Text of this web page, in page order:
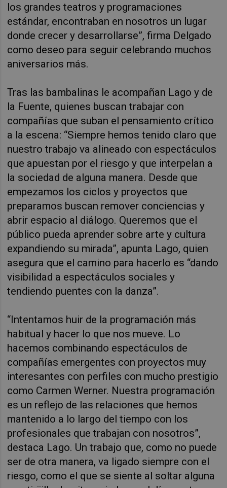
los grandes teatros y programaciones
estándar, encontraban en nosotros un lugar
donde crecer y desarrollarse”, firma Delgado
como deseo para seguir celebrando muchos
aniversarios más.
Tras las bambalinas le acompañan Lago y de
la Fuente, quienes buscan trabajar con
compañías que suban el pensamiento crítico
a la escena: “Siempre hemos tenido claro que
nuestro trabajo va alineado con espectáculos
que apuestan por el riesgo y que interpelan a
la sociedad de alguna manera. Desde que
empezamos los ciclos y proyectos que
preparamos buscan remover conciencias y
abrir espacio al diálogo. Queremos que el
público pueda aprender sobre arte y cultura
expandiendo su mirada”, apunta Lago, quien
asegura que el camino para hacerlo es “dando
visibilidad a espectáculos sociales y
tendiendo puentes con la danza”.
“Intentamos huir de la programación más
habitual y hacer lo que nos mueve. Lo
hacemos combinando espectáculos de
compañías emergentes con proyectos muy
interesantes con perfiles con mucho prestigio
como Carmen Werner. Nuestra programación
es un reflejo de las relaciones que hemos
mantenido a lo largo del tiempo con los
profesionales que trabajan con nosotros”,
destaca Lago. Un trabajo que, como no puede
ser de otra manera, va ligado siempre con el
riesgo, como el que se siente al soltar alguna